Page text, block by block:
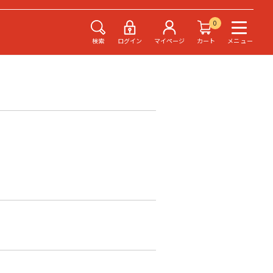
検索 ログイン マイページ
0
カート
メニュー